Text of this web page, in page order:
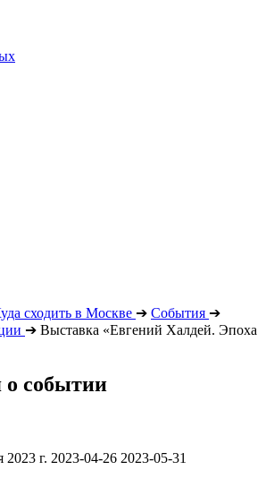
сходить в Москве ➔ События ➔
➔ Выставка «Евгений Халдей. Эпоха
событии
2023 г. 2023-04-26 2023-05-31